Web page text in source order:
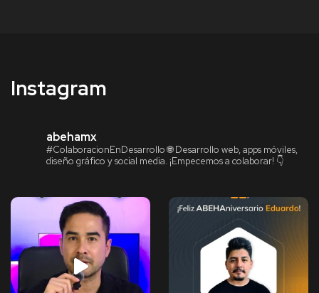
Instagram
abehamx
#ColaboracionEnDesarrollo🌐 Desarrollo web, apps móviles,
diseño gráfico y social media. ¡Empecemos a colaborar! 👇